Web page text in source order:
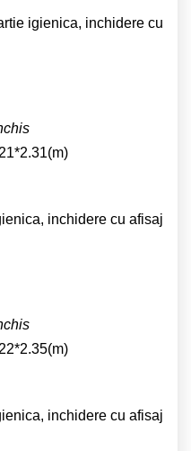
igienica, inchidere cu
inchidere cu afisaj
inchidere cu afisaj